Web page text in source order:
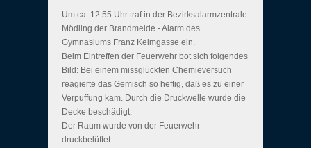
Um ca. 12:55 Uhr traf in der Bezirksalarmzentrale
Mödling der Brandmelde - Alarm des
Gymnasiums Franz Keimgasse ein.
Beim Eintreffen der Feuerwehr bot sich folgendes
Bild: Bei einem missglückten Chemieversuch
reagierte das Gemisch so heftig, daß es zu einer
Verpuffung kam. Durch die Druckwelle wurde die
Decke beschädigt.
Der Raum wurde von der Feuerwehr
druckbelüftet.